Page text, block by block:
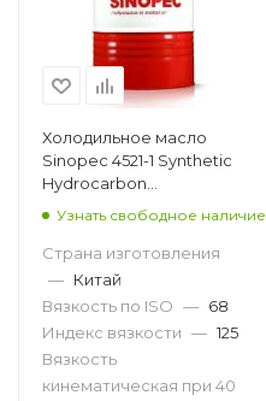
Холодильное масло
Sinopec 4521-1 Synthetic
Hydrocarbon
Refrigeration
Compressor Oil 68, 200л
Узнать свободное наличие
Страна изготовления
— Китай
Вязкость по ISO — 68
Индекс вязкости — 125
Вязкость
кинематическая при 40